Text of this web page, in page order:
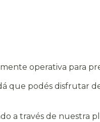
operativa para
que podés disfrutar
a través de nuestra